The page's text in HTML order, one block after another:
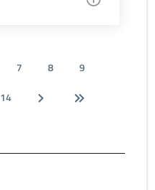
7 8
9
14